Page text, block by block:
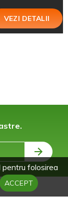
VEZI DETALII
pentru folosirea
ACCEPT